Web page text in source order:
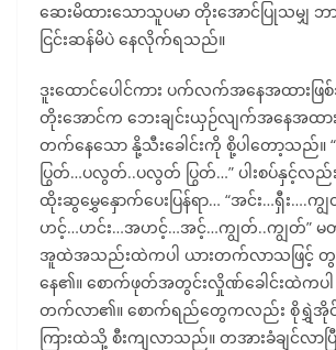
ဆေးမိထားသောသူပမာ တိုးအောင်ပြုသမျှ ဘ
ငြင်းဆန်မိပဲ နေလိုက်ရသည်။
ဒူးထောင်ပေါင်ကား ပက်လက်အနေအထားဖြ
တိုးအောင်က ဘေးချင်းယှဉ်လျက်အနေအထားဖ
တက်နေသော နို့သီးခေါင်းကို စို့ပါတော့သည်။
ပြွတ်…ပလွတ်..ပလွတ် ပြွတ်…” ပါးစပ်နှင့်လည်
ထိုးဆွမွှေနှောက်ပေးပြန်ရာ… “အင်း…ရှီး….
ဟင့်…ဟင်း…အဟင့်…အင့်…ကျွတ်..ကျွတ်”
အူထဲအသည်းထဲကပါ ယားတက်လာသဖြင့် တွ
နေ၏။ စောက်ဖုတ်အတွင်းလှိုဏ်ခေါင်းထဲက
တက်လာ၏။ စောက်ရည်တွေကလည်း စိုရွှဲအိုင်ထွ
ကြားထဲသို့ စီးကျလာသည်။ တအားခံချင်လာပ